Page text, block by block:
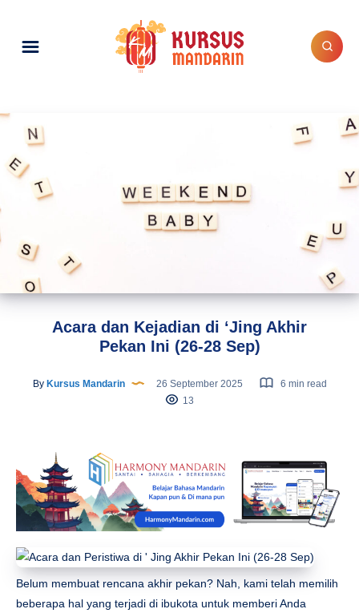
Acara dan Kejadian di ‘Jing Akhir
Pekan Ini (26-28 Sep)
ByKursus Mandarin 26 September 2025
6 min read
13
Belum membuat rencana akhir pekan? Nah, kami telah memilih
beberapa hal yang terjadi di ibukota untuk memberi Anda